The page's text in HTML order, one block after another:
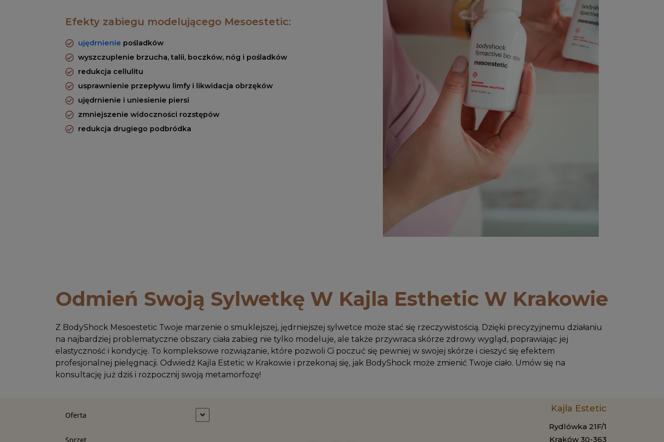
Efekty zabiegu modelującego Mesoestetic:
ujędrnienie pośladków
wyszczuplenie brzucha, talii, boczków, nóg i pośladków
redukcja cellulitu
usprawnienie przepływu limfy i likwidacja obrzęków
ujędrnienie i uniesienie piersi
zmniejszenie widoczności rozstępów
redukcja drugiego podbródka
Odmień Swoją Sylwetkę W Kajla Esthetic W Krakowie
Z BodyShock Mesoestetic Twoje marzenie o smuklejszej, jędrniejszej sylwetce może stać się rzeczywistością. Dzięki precyzyjnemu działaniu
na najbardziej problematyczne obszary ciała zabieg nie tylko modeluje, ale także przywraca skórze zdrowy wygląd, poprawiając jej
elastyczność i kondycję. To kompleksowe rozwiązanie, które pozwoli Ci poczuć się pewniej w swojej skórze i cieszyć się efektem
profesjonalnej pielęgnacji. Odwiedź Kajla Estetic w Krakowie i przekonaj się, jak BodyShock może zmienić Twoje ciało. Umów się na
konsultację już dziś i rozpocznij swoją metamorfozę!
Oferta
Sprzęt
Kajla Estetic
Rydlówka 21F/1
Kraków 30-363